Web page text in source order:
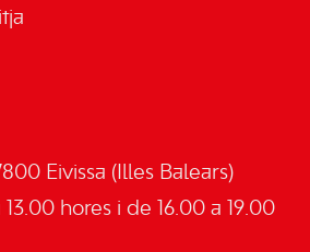
Eivissa (Illes Balears)
hores i de 16.00 a 19.00